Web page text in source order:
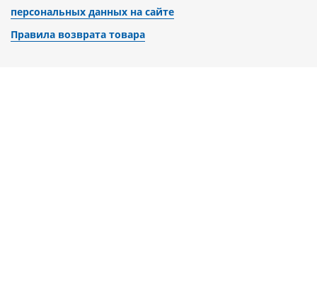
персональных данных на сайте
Правила возврата товара